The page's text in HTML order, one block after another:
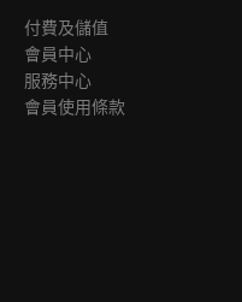
付費及儲值
會員中心
服務中心
會員使用條款